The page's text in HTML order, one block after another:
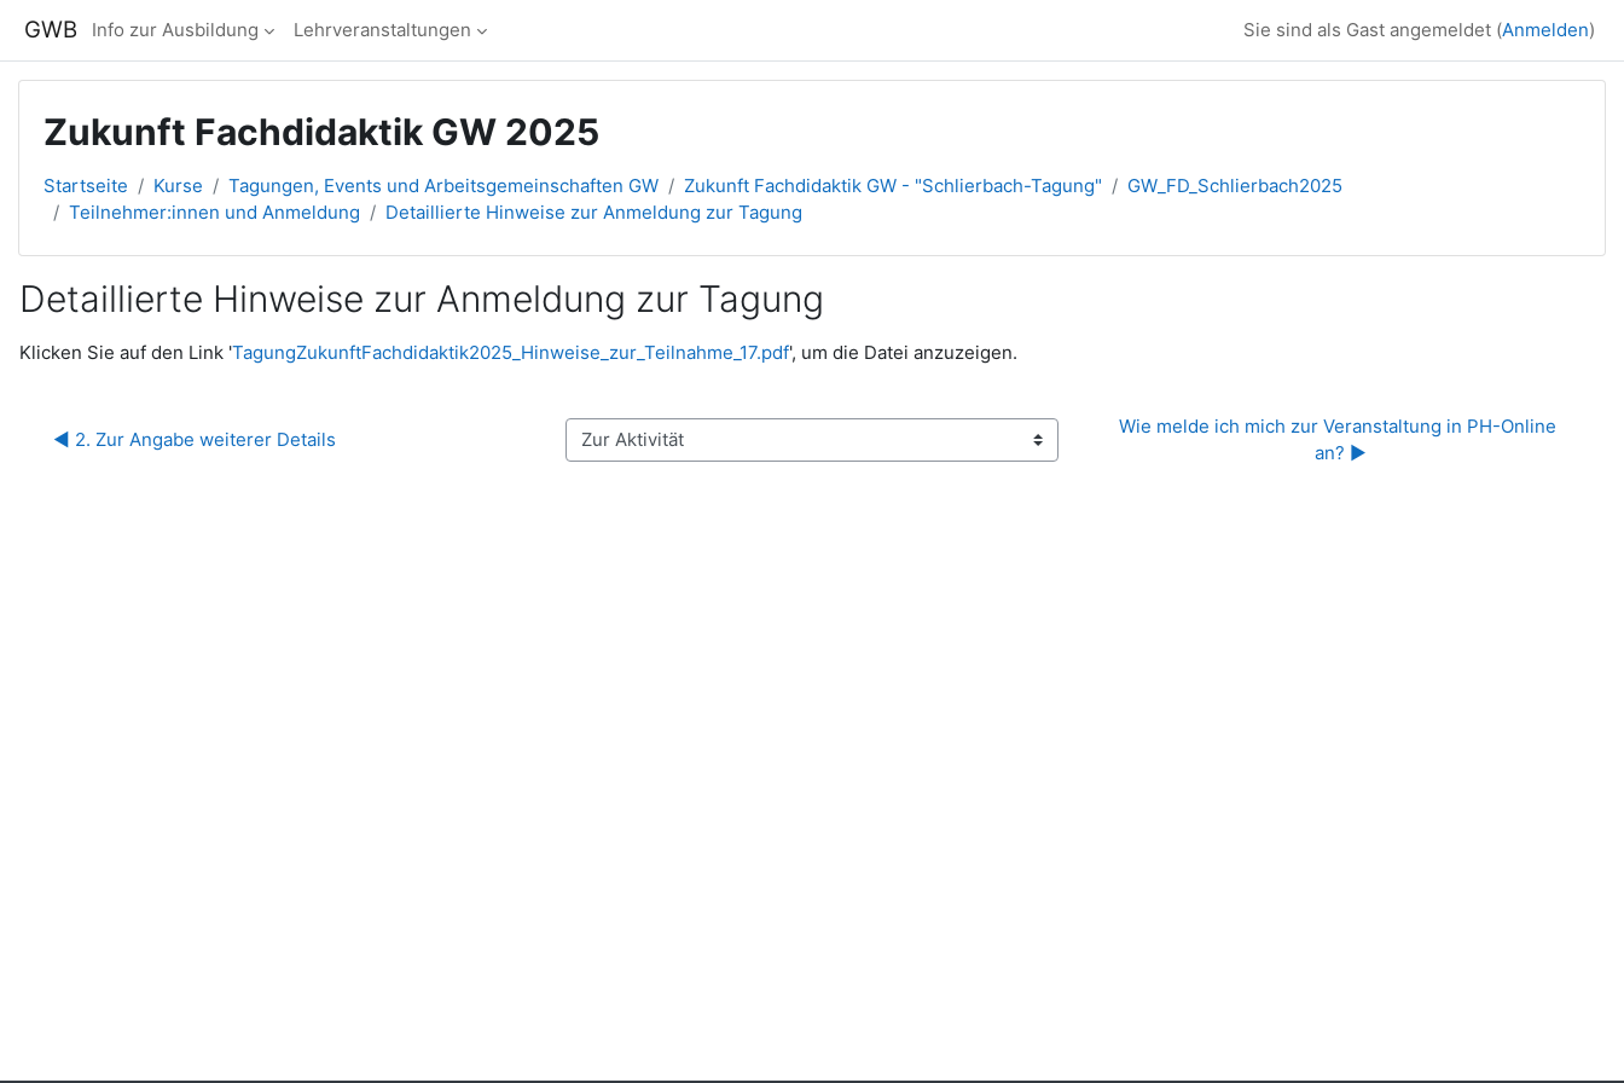
GWB Info zur Ausbildung Lehrveranstaltungen Sie sind als Gast angemeldet (Anmelden)
Zukunft Fachdidaktik GW 2025
Startseite Kurse Tagungen, Events und Arbeitsgemeinschaften GW Zukunft Fachdidaktik GW - "Schlierbach-Tagung"
GW_FD_Schlierbach2025
Teilnehmer:innen und Anmeldung
Detaillierte Hinweise zur Anmeldung zur Tagung
Detaillierte Hinweise zur Anmeldung zur Tagung
Abschlussbedingungen
Klicken Sie auf den Link 'TagungZukunftFachdidaktik2025_Hinweise_zur_Teilnahme_17.pdf', um die Datei anzuzeigen.
◀︎ 2. Zur Angabe weiterer Details Zur Aktivität
Wie melde ich mich zur Veranstaltung in PH-Online
an? ▶︎